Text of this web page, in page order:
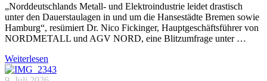
„Norddeutschlands Metall- und Elektroindustrie leidet drastisch
unter den Dauerstaulagen in und um die Hansestädte Bremen sowie
Hamburg“, resümiert Dr. Nico Fickinger, Hauptgeschäftsführer von
NORDMETALL und AGV NORD, eine Blitzumfrage unter …
Weiterlesen